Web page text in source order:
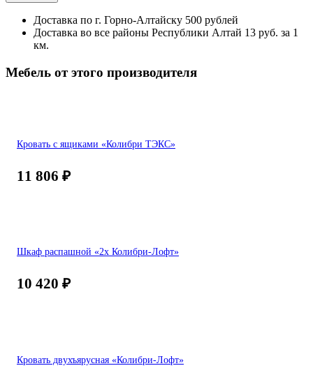
Доставка по г. Горно-Алтайску 500 рублей
Доставка во все районы Республики Алтай 13 руб. за 1
км.
Мебель от этого производителя
Кровать с ящиками «Колибри ТЭКС»
11 806 ₽
Шкаф распашной «2х Колибри-Лофт»
10 420 ₽
Кровать двухъярусная «Колибри-Лофт»